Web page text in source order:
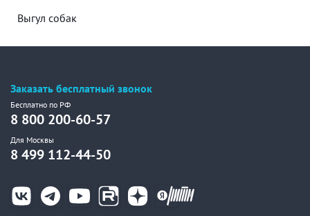
Выгул собак
Заказать бесплатный звонок
Бесплатно по РФ
8 800 200-60-57
Для Москвы
8 499 112-44-50